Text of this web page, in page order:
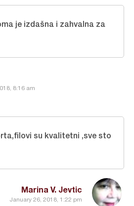
8:16 am
je izdašna i zahvalna za
Marina V. Jevtic
January 26, 2018, 1:22 pm
su kvalitetni ,sve sto